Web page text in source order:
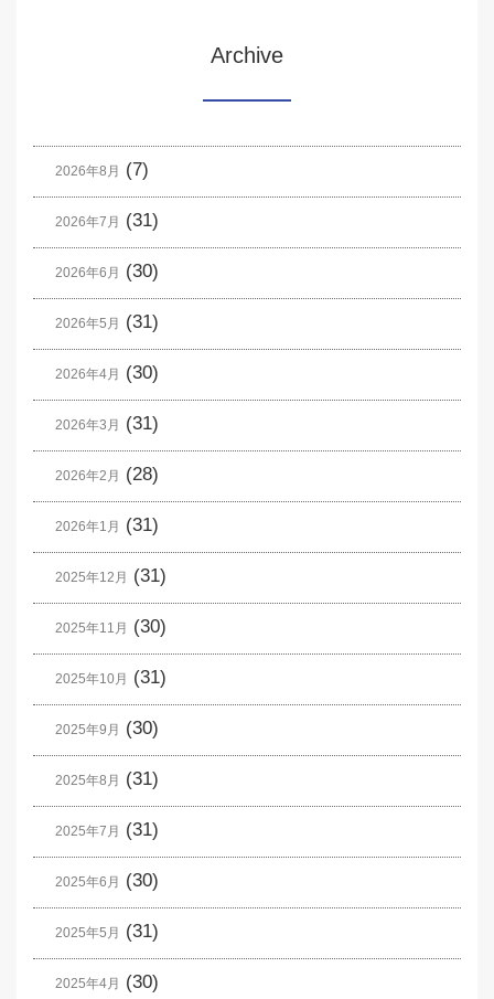
Archive
2026年8月 (7)
2026年7月 (31)
2026年6月 (30)
2026年5月 (31)
2026年4月 (30)
2026年3月 (31)
2026年2月 (28)
2026年1月 (31)
2025年12月 (31)
2025年11月 (30)
2025年10月 (31)
2025年9月 (30)
2025年8月 (31)
2025年7月 (31)
2025年6月 (30)
2025年5月 (31)
2025年4月 (30)